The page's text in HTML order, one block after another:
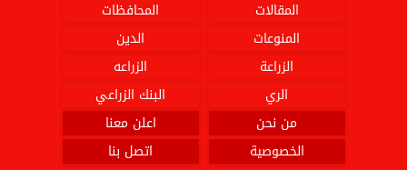
المقالات
المحافظات
المنوعات
الدين
الزراعة
الزراعه
الري
البنك الزراعي
من نحن
اعلن معنا
الخصوصية
اتصل بنا